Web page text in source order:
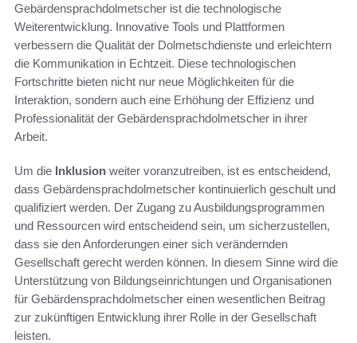
Gebärdensprachdolmetscher ist die technologische
Weiterentwicklung. Innovative Tools und Plattformen
verbessern die Qualität der Dolmetschdienste und erleichtern
die Kommunikation in Echtzeit. Diese technologischen
Fortschritte bieten nicht nur neue Möglichkeiten für die
Interaktion, sondern auch eine Erhöhung der Effizienz und
Professionalität der Gebärdensprachdolmetscher in ihrer
Arbeit.
Um die Inklusion weiter voranzutreiben, ist es entscheidend,
dass Gebärdensprachdolmetscher kontinuierlich geschult und
qualifiziert werden. Der Zugang zu Ausbildungsprogrammen
und Ressourcen wird entscheidend sein, um sicherzustellen,
dass sie den Anforderungen einer sich verändernden
Gesellschaft gerecht werden können. In diesem Sinne wird die
Unterstützung von Bildungseinrichtungen und Organisationen
für Gebärdensprachdolmetscher einen wesentlichen Beitrag
zur zukünftigen Entwicklung ihrer Rolle in der Gesellschaft
leisten.